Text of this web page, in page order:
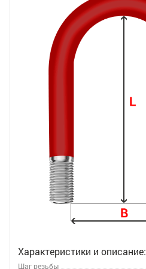
Характеристики и описание:
Шаг резьбы